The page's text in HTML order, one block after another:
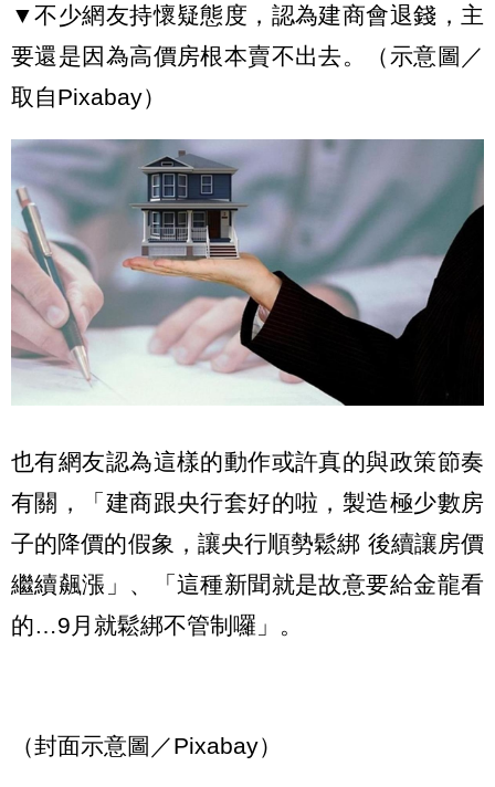
▼不少網友持懷疑態度，認為建商會退錢，主
要還是因為高價房根本賣不出去。（示意圖／
取自Pixabay）
也有網友認為這樣的動作或許真的與政策節奏
有關，「建商跟央行套好的啦，製造極少數房
子的降價的假象，讓央行順勢鬆綁 後續讓房價
繼續飆漲」、「這種新聞就是故意要給金龍看
的…9月就鬆綁不管制囉」。
（封面示意圖／Pixabay）